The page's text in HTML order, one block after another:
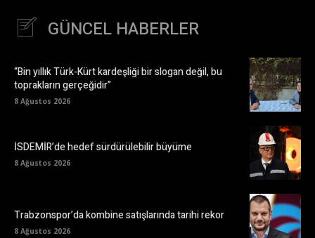
GÜNCEL HABERLER
“Bin yıllık Türk-Kürt kardeşliği bir slogan değil, bu
toprakların gerçeğidir”
8 Ağustos 2026
İSDEMİR’de hedef sürdürülebilir büyüme
8 Ağustos 2026
Trabzonspor’da kombine satışlarında tarihi rekor
8 Ağustos 2026